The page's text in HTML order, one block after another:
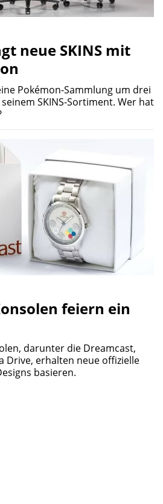
neue SKINS mit
Pokémon-Sammlung um drei
SKINS-Sortiment. Wer hat
feiern ein
darunter die Dreamcast,
Drive, erhalten neue offizielle
basieren.